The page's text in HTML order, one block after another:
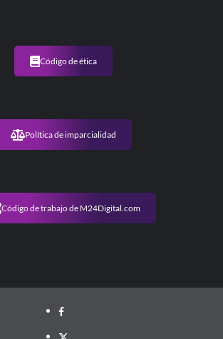
Código de ética
Política de imparcialidad
Código de trabajo de M24Digital.com